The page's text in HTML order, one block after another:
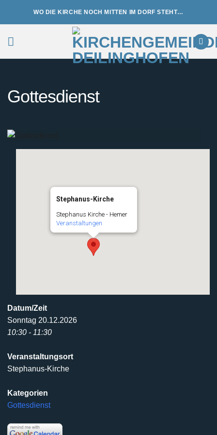
WO DIE KIRCHE NOCH MITTEN IM DORF STEHT…
Gottesdienst
Stephanus-Kirche
Stephanus Kirche - Hemer
Veranstaltungen
Datum/Zeit
Sonntag 20.12.2026
10:30 - 11:30
Veranstaltungsort
Stephanus-Kirche
Kategorien
Gottesdienst